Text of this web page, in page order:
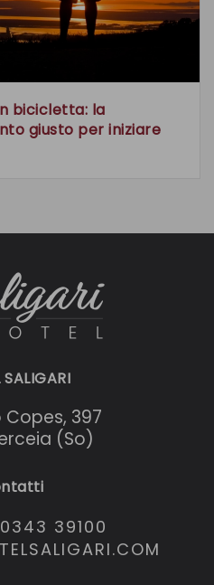
bicicletta: la
giusto per iniziare
SALIGARI
397
(So)
39100